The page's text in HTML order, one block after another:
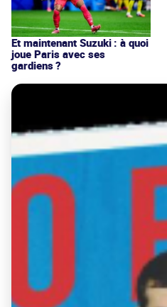
Et maintenant Suzuki : à quoi
joue Paris avec ses
gardiens ?